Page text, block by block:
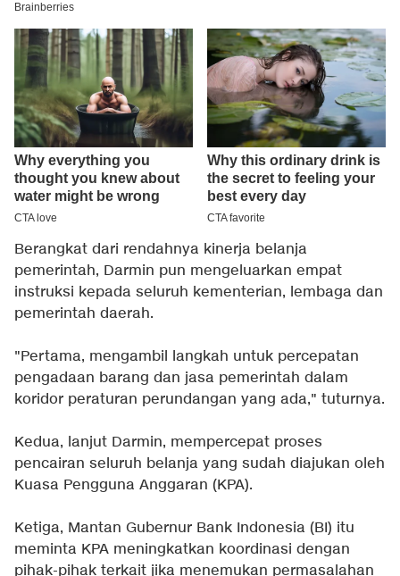
Berangkat dari rendahnya kinerja belanja
pemerintah, Darmin pun mengeluarkan empat
instruksi kepada seluruh kementerian, lembaga dan
pemerintah daerah.
"Pertama, mengambil langkah untuk percepatan
pengadaan barang dan jasa pemerintah dalam
koridor peraturan perundangan yang ada," tuturnya.
Kedua, lanjut Darmin, mempercepat proses
pencairan seluruh belanja yang sudah diajukan oleh
Kuasa Pengguna Anggaran (KPA).
Ketiga, Mantan Gubernur Bank Indonesia (BI) itu
meminta KPA meningkatkan koordinasi dengan
pihak-pihak terkait jika menemukan permasalahan